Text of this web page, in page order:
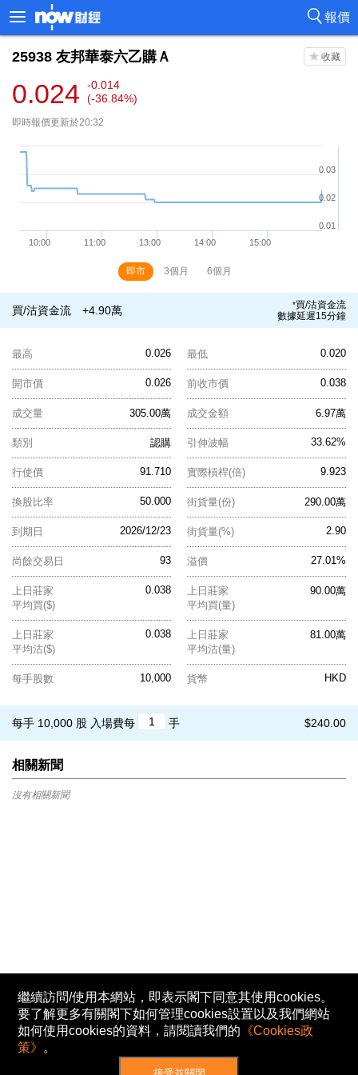
報價
25938 友邦華泰六乙購Ａ
0.024
-0.014
(-36.84%)
即時報價更新於20:32
即市 3個月 6個月
買/沽資金流 +4.90萬 *買/沽資金流
數據延遲15分鐘
0.026
最高 0.020
最低
0.026
開市價 0.038
前收市價
305.00萬
成交量 6.97萬
成交金額
認購
類別 33.62%
引伸波幅
91.710
行使價 9.923
實際槓桿(倍)
50.000
換股比率 290.00萬
街貨量(份)
2026/12/23
到期日 2.90
街貨量(%)
93
尚餘交易日 27.01%
溢價
0.038
上日莊家
平均買($)
90.00萬
上日莊家
平均買(量)
0.038
上日莊家
平均沽($)
81.00萬
上日莊家
平均沽(量)
10,000
每手股數 HKD
貨幣
$240.00
每手 10,000 股 入場費每 手
相關新聞
沒有相關新聞
繼續訪問/使用本網站，即表示閣下同意其使用cookies。
要了解更多有關閣下如何管理cookies設置以及我們網站
如何使用cookies的資料，請閱讀我們的 《Cookies政
策》 。